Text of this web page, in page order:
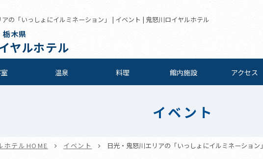
の「いっしょにイルミネーション」 | イベント | 鬼怒川ロイヤルホテル
栃木県
ヤルホテル
温泉 料理 館内施設 アクセス
イベント
ホテルHOME イベント 日光・鬼怒川エリアの「いっしょにイルミネーション」